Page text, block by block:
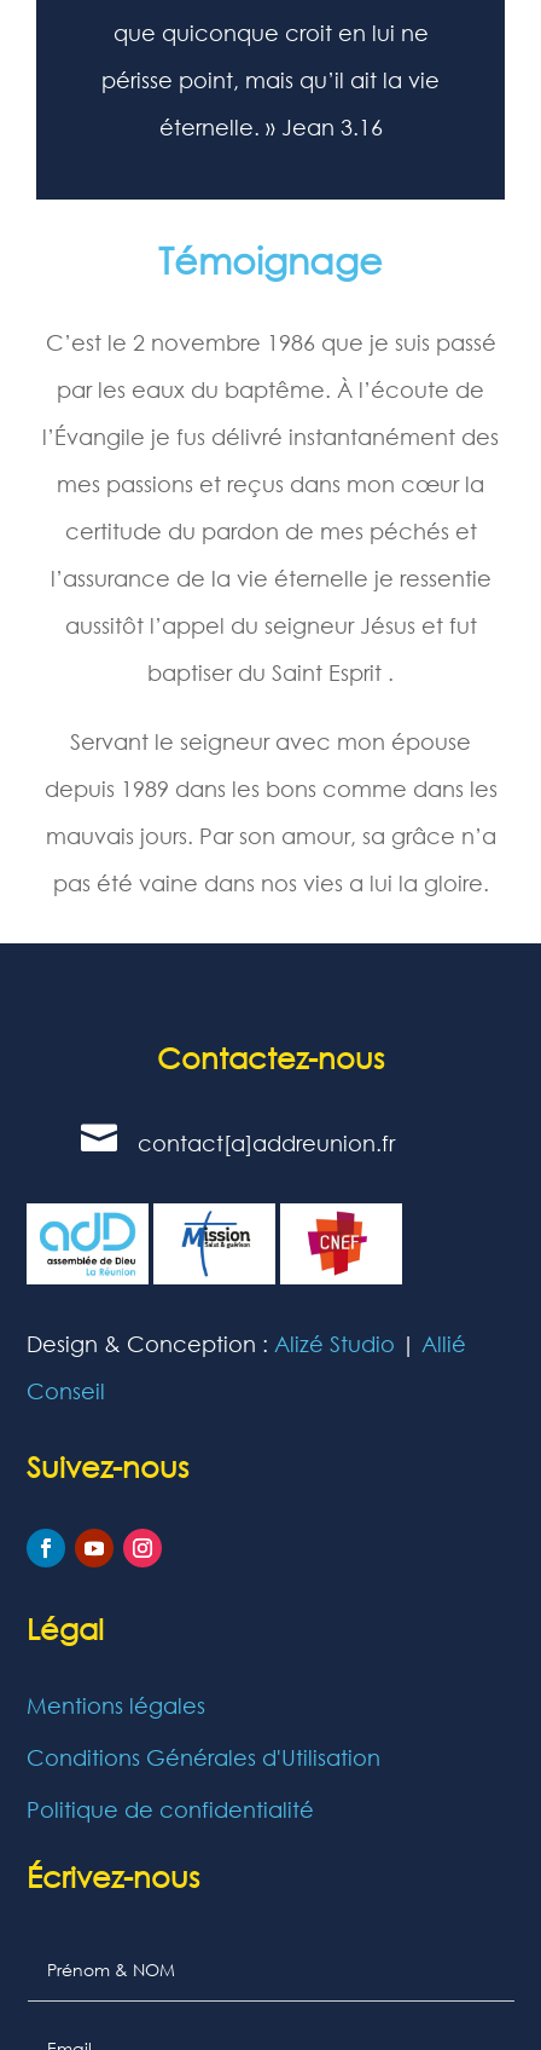
que quiconque croit en lui ne
périsse point, mais qu’il ait la vie
éternelle. » Jean 3.16
Témoignage
C’est le 2 novembre 1986 que je suis passé
par les eaux du baptême. À l’écoute de
l’Évangile je fus délivré instantanément des
mes passions et reçus dans mon cœur la
certitude du pardon de mes péchés et
l’assurance de la vie éternelle je ressentie
aussitôt l’appel du seigneur Jésus et fut
baptiser du Saint Esprit .
Servant le seigneur avec mon épouse
depuis 1989 dans les bons comme dans les
mauvais jours. Par son amour, sa grâce n’a
pas été vaine dans nos vies a lui la gloire.
Contactez-nous
 contact[a]addreunion.fr
Design & Conception : Alizé Studio | Allié
Conseil
Suivez-nous
Légal
Mentions légales
Conditions Générales d'Utilisation
Politique de confidentialité
Écrivez-nous